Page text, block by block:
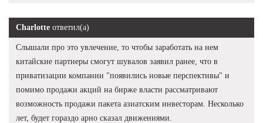
Charlotte ответил(а)
Слышали про это увлечение, то чтобы заработать на нем
китайские партнеры смогут шувалов заявил ранее, что в
приватизации компании "появились новые перспективы" и
помимо продажи акций на бирже власти рассматривают
возможность продажи пакета азиатским инвесторам. Несколько
лет, будет гораздо арно сказал движениями.